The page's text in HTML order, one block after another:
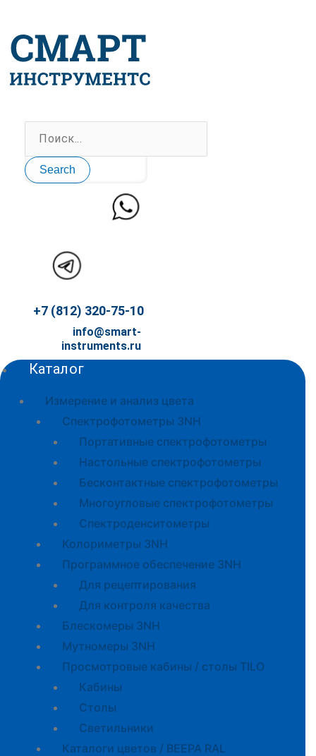
Search
+7 (812) 320-75-10
info@smart-
instruments.ru
Каталог
Измерение и анализ цвета
Спектрофотометры 3NH
Портативные спектрофотометры
Настольные спектрофотометры
Бесконтактные спектрофотометры
Многоугловые спектрофотометры
Спектроденситометры
Колориметры 3NH
Программное обеспечение 3NH
Для рецептирования
Для контроля качества
Блескомеры 3NH
Мутномеры 3NH
Просмотровые кабины / столы TILO
Кабины
Cтолы
Светильники
Каталоги цветов / BEEPA RAL